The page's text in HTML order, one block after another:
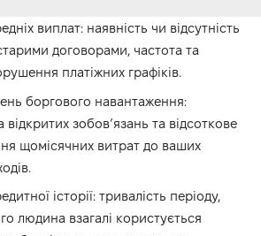
виплат: наявність чи відсутність
договорами, частота та
платіжних графіків.
боргового навантаження:
відкритих зобов’язань та відсоткове
щомісячних витрат до ваших
історії: тривалість періоду,
людина взагалі користується